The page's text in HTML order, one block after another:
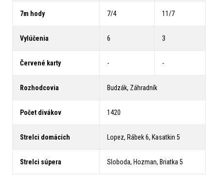
7m hody 7/4 11/7
Vylúčenia 6 3
Červené karty - -
Rozhodcovia Budzák, Záhradník
Počet divákov 1420
Strelci domácich Lopez, Rábek 6, Kasatkin 5
Strelci súpera Sloboda, Hozman, Briatka 5